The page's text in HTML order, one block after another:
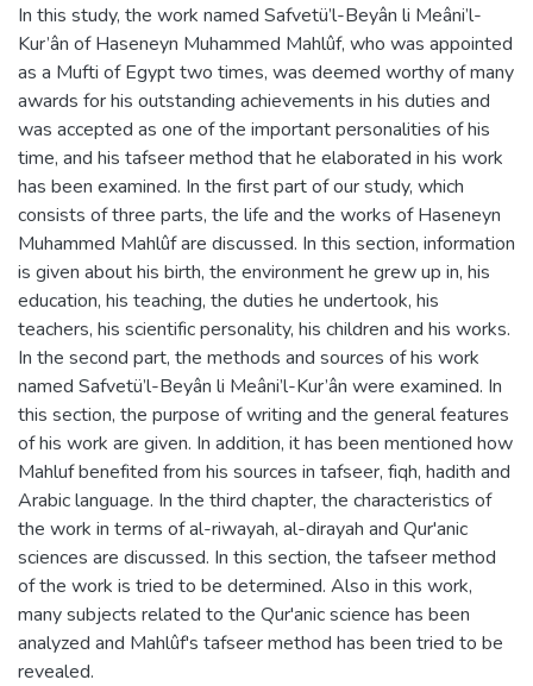
In this study, the work named Safvetü’l-Beyân li Meâni’l-
Kur’ân of Haseneyn Muhammed Mahlûf, who was appointed
as a Mufti of Egypt two times, was deemed worthy of many
awards for his outstanding achievements in his duties and
was accepted as one of the important personalities of his
time, and his tafseer method that he elaborated in his work
has been examined. In the first part of our study, which
consists of three parts, the life and the works of Haseneyn
Muhammed Mahlûf are discussed. In this section, information
is given about his birth, the environment he grew up in, his
education, his teaching, the duties he undertook, his
teachers, his scientific personality, his children and his works.
In the second part, the methods and sources of his work
named Safvetü’l-Beyân li Meâni’l-Kur’ân were examined. In
this section, the purpose of writing and the general features
of his work are given. In addition, it has been mentioned how
Mahluf benefited from his sources in tafseer, fiqh, hadith and
Arabic language. In the third chapter, the characteristics of
the work in terms of al-riwayah, al-dirayah and Qur'anic
sciences are discussed. In this section, the tafseer method
of the work is tried to be determined. Also in this work,
many subjects related to the Qur'anic science has been
analyzed and Mahlûf's tafseer method has been tried to be
revealed.